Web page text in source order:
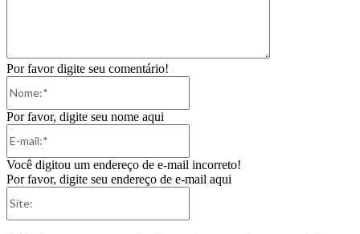
Por favor digite seu comentário!
Por favor, digite seu nome aqui
Você digitou um endereço de e-mail incorreto!
Por favor, digite seu endereço de e-mail aqui